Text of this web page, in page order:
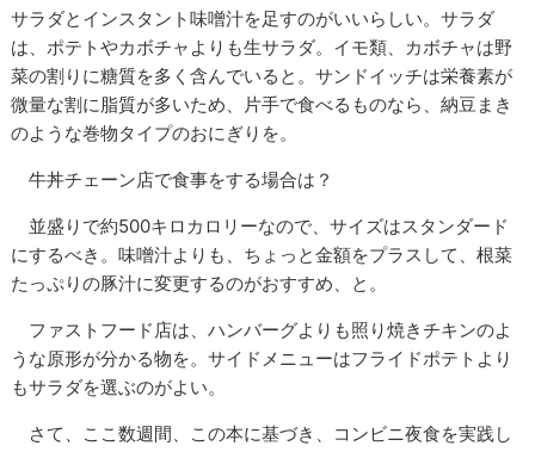
サラダとインスタント味噌汁を足すのがいいらしい。サラダ
は、ポテトやカボチャよりも生サラダ。イモ類、カボチャは野
菜の割りに糖質を多く含んでいると。サンドイッチは栄養素が
微量な割に脂質が多いため、片手で食べるものなら、納豆まき
のような巻物タイプのおにぎりを。
牛丼チェーン店で食事をする場合は？
並盛りで約500キロカロリーなので、サイズはスタンダード
にするべき。味噌汁よりも、ちょっと金額をプラスして、根菜
たっぷりの豚汁に変更するのがおすすめ、と。
ファストフード店は、ハンバーグよりも照り焼きチキンのよ
うな原形が分かる物を。サイドメニューはフライドポテトより
もサラダを選ぶのがよい。
さて、ここ数週間、この本に基づき、コンビニ夜食を実践し